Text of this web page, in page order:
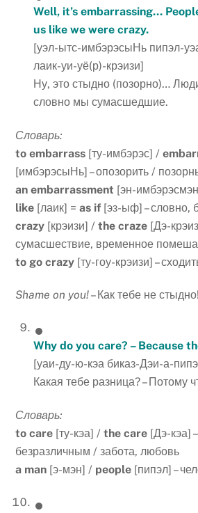
Well, it’s embarrassing…
us like we were crazy.
[уэл-ытс-имбэрэсыНь пипэл-
лаик-уи-уё(р)-крэизи]
Ну, это стыдно (позорно)…
словно мы сумасшедшие.
Словарь:
to embarrass [ту-имбэрэс] /
[имбэрэсыНь] – опозорить /
an embarrassment [эн-
like [лаик] =as if [эз-ыф] – словно,
crazy [крэизи] /the craze [Дэ-
сумасшествие, временное
to go crazy [ту-гоу-крэизи] –
Shame on you!– Как тебе не стыдно!
Why do you care? – Because
[уаи-ду-ю-кэа биказ-Дэи-а-
Какая тебе разница? – Потому
Словарь:
to care [ту-кэа] /the care [Дэ-кэа]
безразличным / забота, любовь
a man [э-мэн] / people [пипэл] –